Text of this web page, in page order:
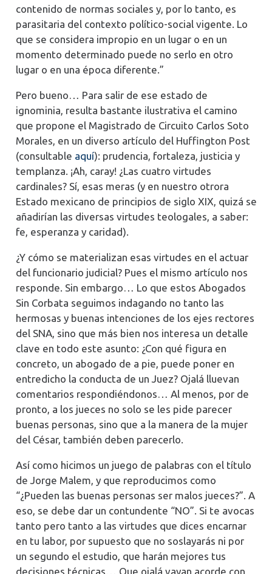
contenido de normas sociales y, por lo tanto, es
parasitaria del contexto político-social vigente. Lo
que se considera impropio en un lugar o en un
momento determinado puede no serlo en otro
lugar o en una época diferente.”
Pero bueno… Para salir de ese estado de
ignominia, resulta bastante ilustrativa el camino
que propone el Magistrado de Circuito Carlos Soto
Morales, en un diverso artículo del Huffington Post
(consultable aquí): prudencia, fortaleza, justicia y
templanza. ¡Ah, caray! ¿Las cuatro virtudes
cardinales? Sí, esas meras (y en nuestro otrora
Estado mexicano de principios de siglo XIX, quizá se
añadirían las diversas virtudes teologales, a saber:
fe, esperanza y caridad).
¿Y cómo se materializan esas virtudes en el actuar
del funcionario judicial? Pues el mismo artículo nos
responde. Sin embargo… Lo que estos Abogados
Sin Corbata seguimos indagando no tanto las
hermosas y buenas intenciones de los ejes rectores
del SNA, sino que más bien nos interesa un detalle
clave en todo este asunto: ¿Con qué figura en
concreto, un abogado de a pie, puede poner en
entredicho la conducta de un Juez? Ojalá lluevan
comentarios respondiéndonos… Al menos, por de
pronto, a los jueces no solo se les pide parecer
buenas personas, sino que a la manera de la mujer
del César, también deben parecerlo.
Así como hicimos un juego de palabras con el título
de Jorge Malem, y que reproducimos como
“¿Pueden las buenas personas ser malos jueces?”. A
eso, se debe dar un contundente “NO”. Si te avocas
tanto pero tanto a las virtudes que dices encarnar
en tu labor, por supuesto que no soslayarás ni por
un segundo el estudio, que harán mejores tus
decisiones técnicas… Que ojalá vayan acorde con